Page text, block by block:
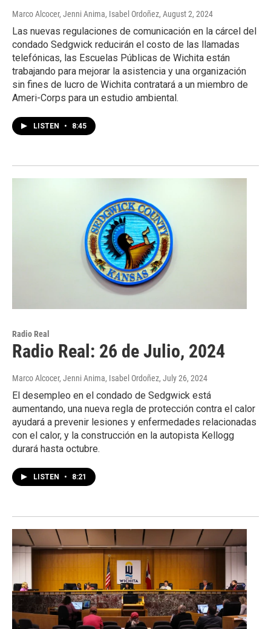
Marco Alcocer, Jenni Anima, Isabel Ordoñez, August 2, 2024
Las nuevas regulaciones de comunicación en la cárcel del
condado Sedgwick reducirán el costo de las llamadas
telefónicas, las Escuelas Públicas de Wichita están
trabajando para mejorar la asistencia y una organización
sin fines de lucro de Wichita contratará a un miembro de
Ameri-Corps para un estudio ambiental.
LISTEN • 8:45
Radio Real
Radio Real: 26 de Julio, 2024
Marco Alcocer, Jenni Anima, Isabel Ordoñez, July 26, 2024
El desempleo en el condado de Sedgwick está
aumentando, una nueva regla de protección contra el calor
ayudará a prevenir lesiones y enfermedades relacionadas
con el calor, y la construcción en la autopista Kellogg
durará hasta octubre.
LISTEN • 8:21